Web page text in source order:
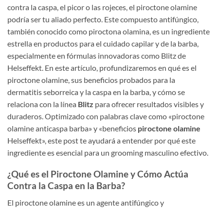
contra la caspa, el picor o las rojeces, el piroctone olamine
podría ser tu aliado perfecto. Este compuesto antifúngico,
también conocido como piroctona olamina, es un ingrediente
estrella en productos para el cuidado capilar y de la barba,
especialmente en fórmulas innovadoras como Blitz de
Helseffekt. En este artículo, profundizaremos en qué es el
piroctone olamine, sus beneficios probados para la
dermatitis seborreica y la caspa en la barba, y cómo se
relaciona con la línea Blitz para ofrecer resultados visibles y
duraderos. Optimizado con palabras clave como «piroctone
olamine anticaspa barba» y «beneficios piroctone olamine
Helseffekt», este post te ayudará a entender por qué este
ingrediente es esencial para un grooming masculino efectivo.
¿Qué es el Piroctone Olamine y Cómo Actúa
Contra la Caspa en la Barba?
El piroctone olamine es un agente antifúngico y